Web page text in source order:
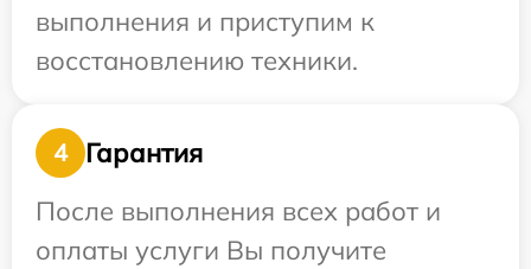
выполнения и приступим к
восстановлению техники.
4
Гарантия
После выполнения всех работ и
оплаты услуги Вы получите